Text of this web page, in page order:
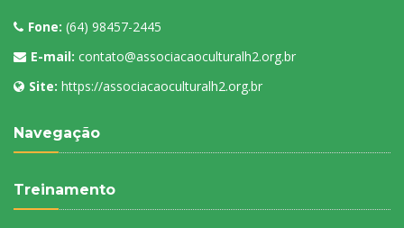
Fone: (64) 98457-2445
E-mail: contato@associacaoculturalh2.org.br
Site: https://associacaoculturalh2.org.br
Navegação
Treinamento